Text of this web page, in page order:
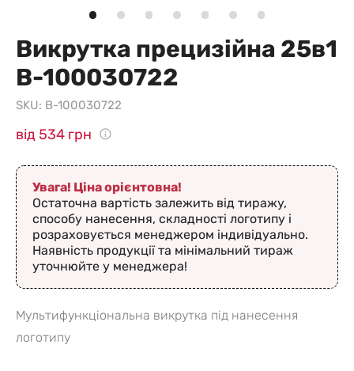
Викрутка прецизійна 25в1
B-100030722
SKU: B-100030722
від 534 грн
Увага! Ціна орієнтовна!
Остаточна вартість залежить від тиражу,
способу нанесення, складності логотипу і
розраховується менеджером індивідуально.
Наявність продукції та мінімальний тираж
уточнюйте у менеджера!
Мультифункціональна викрутка під нанесення
логотипу